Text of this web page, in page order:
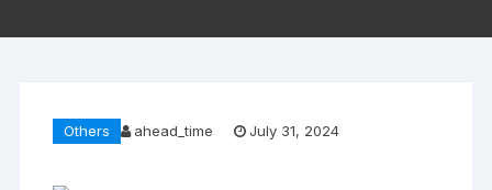
Others ahead_time July 31, 2024